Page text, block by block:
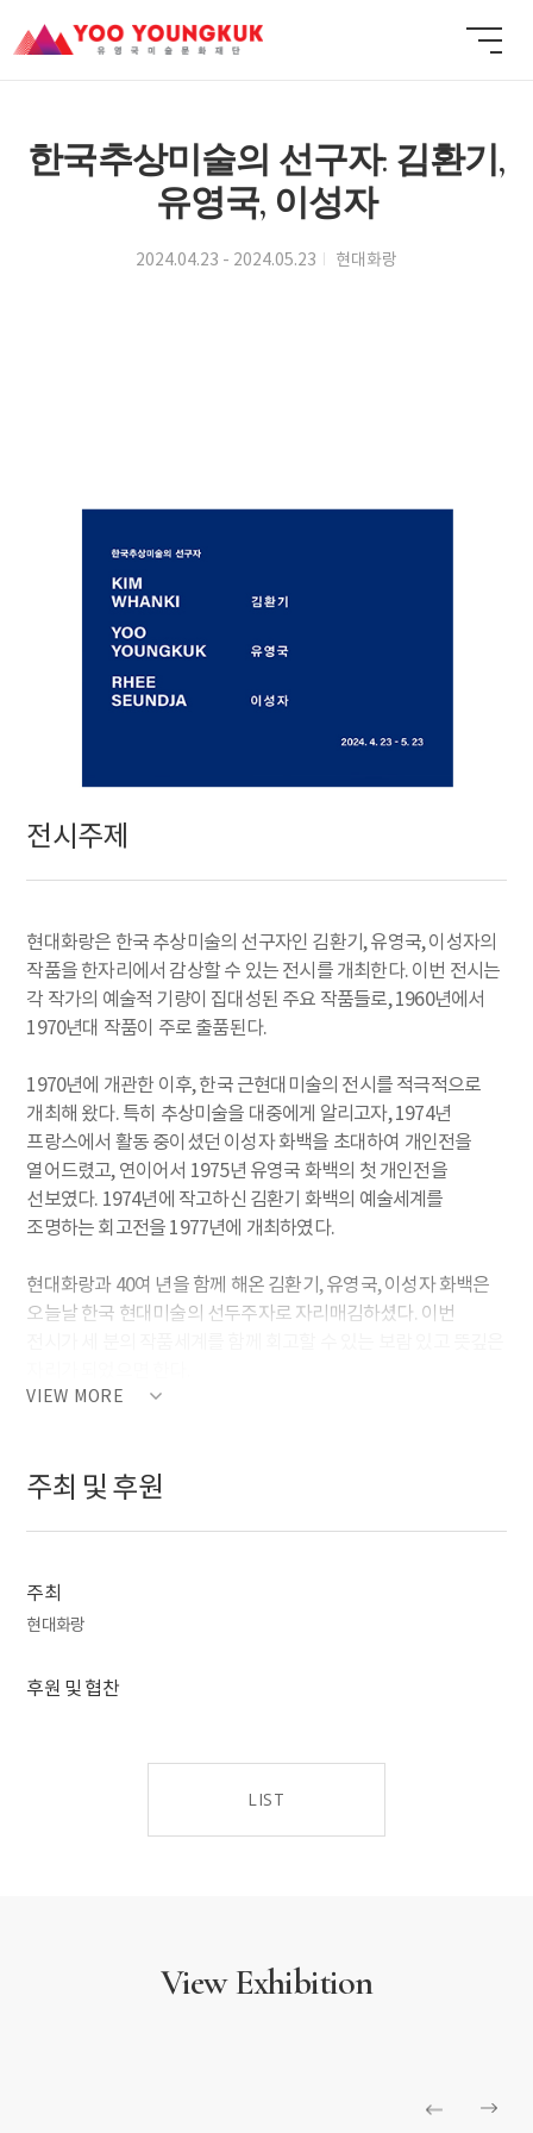
한국추상미술의 선구자: 김환기,
유영국, 이성자
2024.04.23 - 2024.05.23 현대화랑
전시주제
현대화랑은 한국 추상미술의 선구자인 김환기, 유영국, 이성자의
작품을 한자리에서 감상할 수 있는 전시를 개최한다. 이번 전시는
각 작가의 예술적 기량이 집대성된 주요 작품들로, 1960년에서
1970년대 작품이 주로 출품된다.
1970년에 개관한 이후, 한국 근현대미술의 전시를 적극적으로
개최해 왔다. 특히 추상미술을 대중에게 알리고자, 1974년
프랑스에서 활동 중이셨던 이성자 화백을 초대하여 개인전을
열어드렸고, 연이어서 1975년 유영국 화백의 첫 개인전을
선보였다. 1974년에 작고하신 김환기 화백의 예술세계를
조명하는 회고전을 1977년에 개최하였다.
현대화랑과 40여 년을 함께 해온 김환기, 유영국, 이성자 화백은
오늘날 한국 현대미술의 선두주자로 자리매김하셨다. 이번
VIEW MORE
주최 및 후원
주최
현대화랑
후원 및 협찬
LIST
View Exhibition